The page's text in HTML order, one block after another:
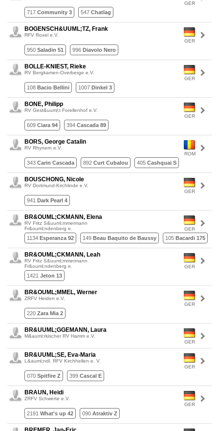
GER
717 Community 3 547 Chatlag
GER
BOGENSCH&UUML;TZ, Frank
RFV Roxel e.V.
950 Saladin 51 996 Diavolo Nero
GER
BOLLE-KNIEST, Rieke
RV Bergkamen-Overberge e.V.
108 Bacio Bellini 1007 Dinkel 3
GER
BONE, Philipp
RV Gest&uuml;t Forellenhof e.V.
609 Ciara 94 394 Cascada 89
ROM
BORS, George Catalin
RV Rhynern e.V.
343 Carin Cascada 892 Curt Cubalou 405 Cashquai S
GER
BOUSCHONG, Nicole
RV Dortmund-Kirchlinde e.V.
941 Dark Pearl 4
GER
BR&OUML;CKMANN, Elena
RV Fritz S&uuml;mmermann
Fr&ouml;ndenberg e.
1134 Esperanza 92 149 Beau Baquito de Baussy 105 Bacardi 175
GER
BR&OUML;CKMANN, Leah
RV Fritz S&uuml;mmermann
Fr&ouml;ndenberg e.
1421 Jeton 13
GER
BR&OUML;MMEL, Werner
ZRFV Heiden e.V.
220 Zara Mia 2
GER
BR&UUML;GGEMANN, Laura
M&auml;rkischer RV Hamm e.V.
GER
BR&UUML;SE, Eva-Maria
L&auml;ndl. RFV Kirchhellen e. V.
070 Spitfire Z 399 Cascal E
GER
BRAUN, Heidi
ZRFV Schwerte e.V.
2191 What's up 42 090 Atraktiv Z